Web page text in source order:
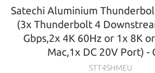
Satechi Aluminium
(3x Thunderbolt 4
Gbps,2x 4K 60Hz or 1x 8K
Mac,1x DC 20V Port) -
STT4SHMEU